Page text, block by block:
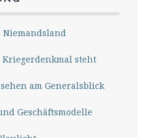
Niemandsland
Kriegerdenkmal steht
am Generalsblick
Geschäftsmodelle